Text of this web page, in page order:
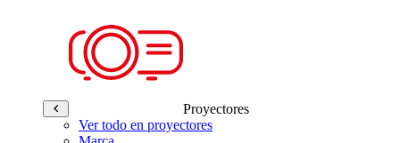
Proyectores
Ver todo en proyectores